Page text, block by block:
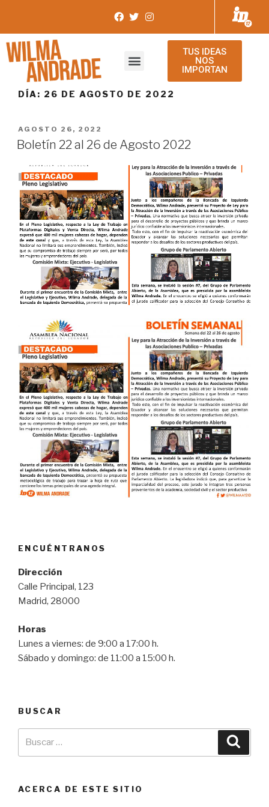
TUS IDEAS
NOS
IMPORTAN
DÍA: 26 DE AGOSTO DE 2022
AGOSTO 26, 2022
Boletín 22 al 26 de Agosto 2022
ENCUÉNTRANOS
Dirección
Calle Principal, 123
Madrid, 28000
Horas
Lunes a viernes: de 9:00 a 17:00 h.
Sábado y domingo: de 11:00 a 15:00 h.
BUSCAR
ACERCA DE ESTE SITIO